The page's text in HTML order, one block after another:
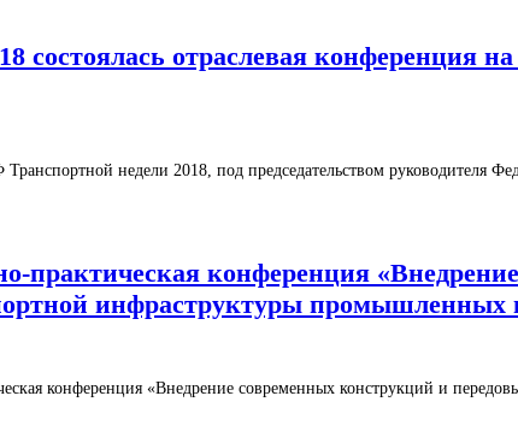
состоялась отраслевая конференция
недели 2018, под председательством руководителя
практическая конференция
инфраструктуры промышленных
конференция «Внедрение современных конструкций и